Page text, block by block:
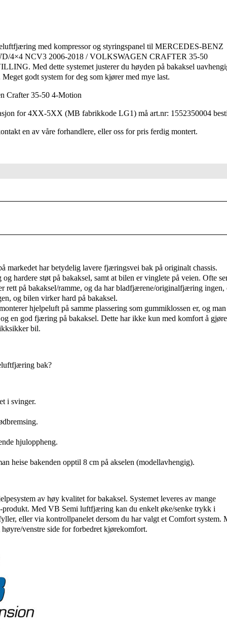
med kompressor og styringspanel til MERCEDES-BENZ
4×4 NCV3 2006-2018 / VOLKSWAGEN CRAFTER 35-50
Med dette systemet justerer du høyden på bakaksel
godt system for deg som kjører med mye last.
Crafter 35-50 4-Motion
for 4XX-5XX (MB fabrikkode LG1) må art.nr: 1552350004
en av våre forhandlere, eller oss for pris ferdig montert.
markedet har betydelig lavere fjæringsvei bak på originalt chassis.
hardere støt på bakaksel, samt at bilen er vinglete på veien. Ofte
rett på bakaksel/ramme, og da har bladfjærene/originalfjæring ingen,
og bilen virker hard på bakaksel.
hjelpeluft på samme plassering som gummiklossen er, og
en god fjæring på bakaksel. Dette har ikke kun med komfort å
bil.
bak?
i svinger.
hjuloppheng.
heise bakenden opptil 8 cm på akselen (modellavhengig).
av høy kvalitet for bakaksel. Systemet leveres av mange
produkt. Med VB Semi luftfjæring kan du enkelt øke/senke trykk i
eller via kontrollpanelet dersom du har valgt et Comfort system.
venstre side for forbedret kjørekomfort.